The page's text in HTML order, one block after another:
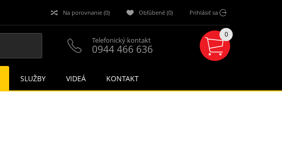
Na porovnanie (0) Obľúbené (0) Prihlásiť sa
Telefonický kontakt
0944 466 636
0
SLUŽBY VIDEÁ KONTAKT